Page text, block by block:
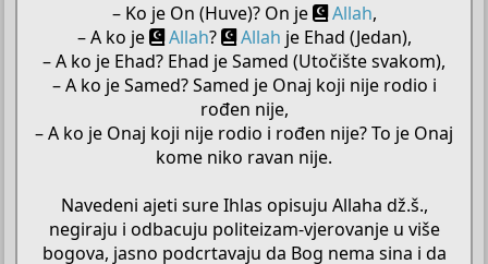
– Ko je On (Huve)? On je
Allah,
– A ko je
Allah? Allah je Ehad (Jedan),
– A ko je Ehad? Ehad je Samed (Utočište svakom),
– A ko je Samed? Samed je Onaj koji nije rodio i
rođen nije,
– A ko je Onaj koji nije rodio i rođen nije? To je Onaj
kome niko ravan nije.
Navedeni ajeti sure Ihlas opisuju Allaha dž.š.,
negiraju i odbacuju politeizam-vjerovanje u više
bogova, jasno podcrtavaju da Bog nema sina i da